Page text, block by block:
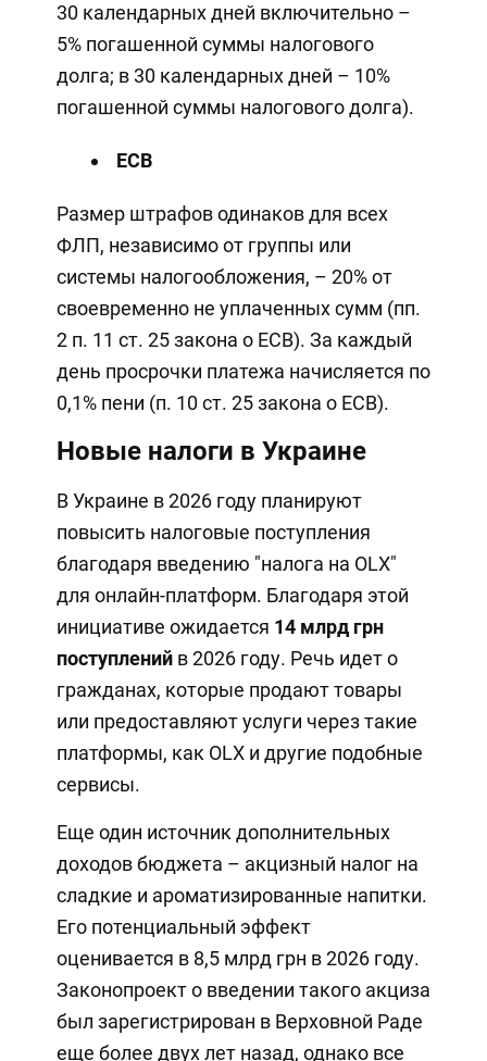
30 календарных дней включительно –
5% погашенной суммы налогового
долга; в 30 календарных дней – 10%
погашенной суммы налогового долга).
ЕСВ
Размер штрафов одинаков для всех
ФЛП, независимо от группы или
системы налогообложения, – 20% от
своевременно не уплаченных сумм (пп.
2 п. 11 ст. 25 закона о ЕСВ). За каждый
день просрочки платежа начисляется по
0,1% пени (п. 10 ст. 25 закона о ЕСВ).
Новые налоги в Украине
В Украине в 2026 году планируют
повысить налоговые поступления
благодаря введению "налога на OLX"
для онлайн-платформ. Благодаря этой
инициативе ожидается 14 млрд грн
поступлений в 2026 году. Речь идет о
гражданах, которые продают товары
или предоставляют услуги через такие
платформы, как OLX и другие подобные
сервисы.
Еще один источник дополнительных
доходов бюджета – акцизный налог на
сладкие и ароматизированные напитки.
Его потенциальный эффект
оценивается в 8,5 млрд грн в 2026 году.
Законопроект о введении такого акциза
был зарегистрирован в Верховной Раде
еще более двух лет назад, однако все